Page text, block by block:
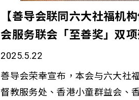
【善导会联同六大社福机
会服务联会「至善奖」双项
2025.5.22
善导会荣幸宣布，本会与六大社
督教服务处、香港小童群益会、